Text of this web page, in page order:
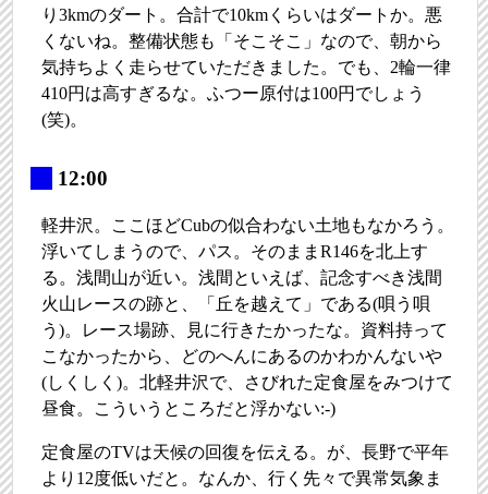
り3kmのダート。合計で10kmくらいはダートか。悪
くないね。整備状態も「そこそこ」なので、朝から
気持ちよく走らせていただきました。でも、2輪一律
410円は高すぎるな。ふつー原付は100円でしょう
(笑)。
12:00
軽井沢。ここほどCubの似合わない土地もなかろう。
浮いてしまうので、パス。そのままR146を北上す
る。浅間山が近い。浅間といえば、記念すべき浅間
火山レースの跡と、「丘を越えて」である(唄う唄
う)。レース場跡、見に行きたかったな。資料持って
こなかったから、どのへんにあるのかわかんないや
(しくしく)。北軽井沢で、さびれた定食屋をみつけて
昼食。こういうところだと浮かない:-)
定食屋のTVは天候の回復を伝える。が、長野で平年
より12度低いだと。なんか、行く先々で異常気象ま